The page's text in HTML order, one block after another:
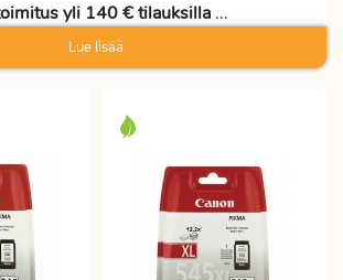
yli 140 € tilauksilla ...
Lue lisää